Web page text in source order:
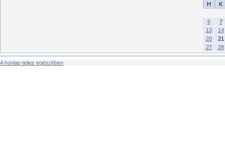
H K
6
7
13
14
20
21
27
28
A honlap teljes egészében